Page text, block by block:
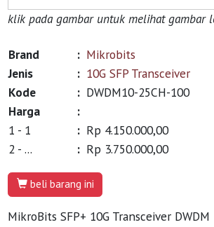
klik pada gambar untuk melihat gambar
Brand : Mikrobits
Jenis
: 10G SFP Transceiver
Kode
: DWDM10-25CH-100
Harga
:
1 - 1
: Rp 4.150.000,00
2 - ...
: Rp 3.750.000,00
beli barang ini
MikroBits SFP+ 10G Transceiver